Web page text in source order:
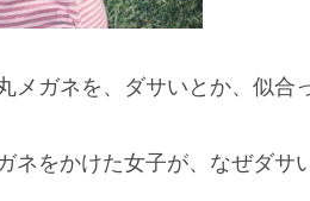
メガネを、ダサいとか、似合
ネをかけた女子が、なぜダサ